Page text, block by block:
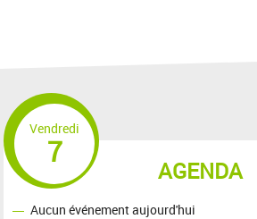
AGENDA
Vendredi
7
Aucun événement aujourd'hui